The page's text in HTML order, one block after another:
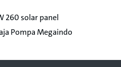
260 solar panel
Pompa Megaindo